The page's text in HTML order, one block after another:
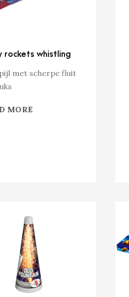
rockets whistling
met scherpe fluit
MORE